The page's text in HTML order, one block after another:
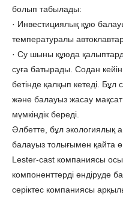
болып табылады:
· Инвестициялық құю
температуралы
· Су шыны құюда
суға батырады. Содан
бетінде қалқып кетеді.
және балауыз жасау
мүмкіндік береді.
Әлбетте, бұл экологиялық
балауыз толығымен қайта
Lester-cast компаниясы осы
компоненттерді өндіруде
серіктес компаниясы